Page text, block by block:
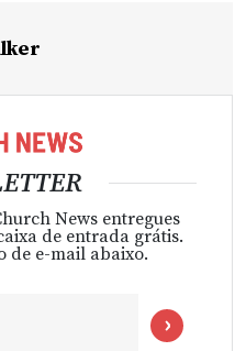
News entregues
de entrada grátis.
de e-mail abaixo.